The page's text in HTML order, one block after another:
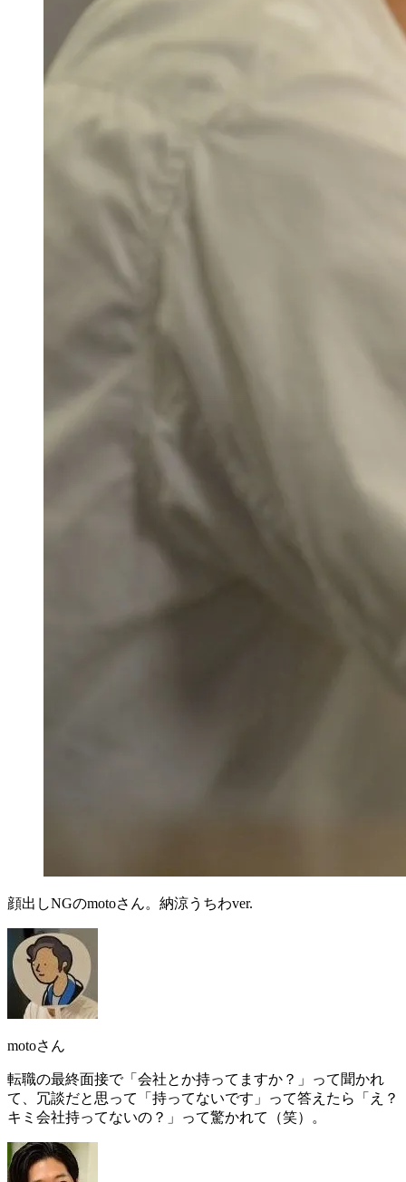
顔出しNGのmotoさん。納涼うちわver.
motoさん
転職の最終面接で「 会社とか持ってますか？ 」って聞かれ
て、冗談だと思って「持ってないです」って答えたら「 え？
キミ会社持ってないの？ 」って驚かれて（笑）。